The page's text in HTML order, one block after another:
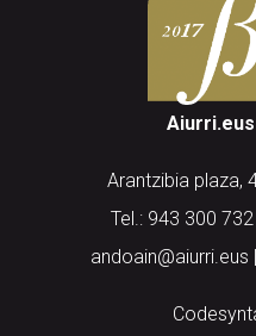
Arantzibia plaza,
Tel.: 943 300